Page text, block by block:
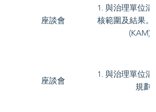
座談會
1. 與治理單位
核範圍及結果。
(KAM)
座談會
1. 與治理單位
規劃